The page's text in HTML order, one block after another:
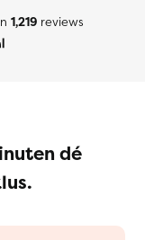
1,219reviews
dé